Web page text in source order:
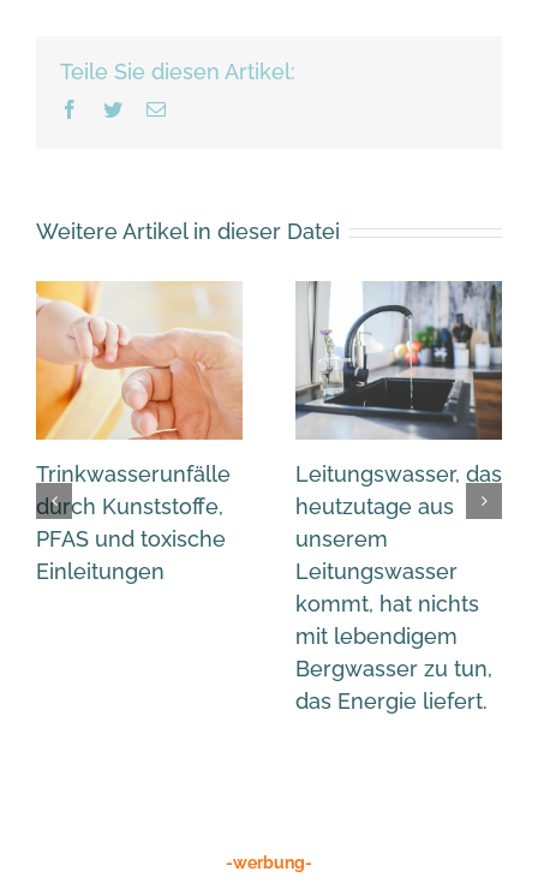
Teile Sie diesen Artikel:
Facebook
TwitterEmail
Weitere Artikel in dieser Datei
Trinkwasserunfälle
durch Kunststoffe,
PFAS und toxische
Einleitungen
Leitungswasser, das
heutzutage aus
unserem
Leitungswasser
kommt, hat nichts
mit lebendigem
Bergwasser zu tun,
das Energie liefert.
-werbung-